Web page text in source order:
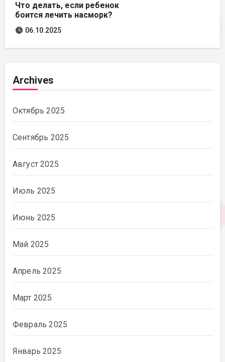
Что делать, если ребенок
боится лечить насморк?
06.10.2025
Archives
Октябрь 2025
Сентябрь 2025
Август 2025
Июль 2025
Июнь 2025
Май 2025
Апрель 2025
Март 2025
Февраль 2025
Январь 2025